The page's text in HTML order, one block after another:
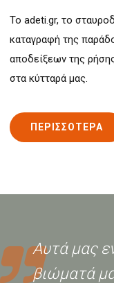
Το adeti.gr, το
καταγραφή της
αποδείξεων της
στα κύτταρά μας.
ΠΕΡΙΣΣΟΤΕΡΑ
Αυτά μας
βιώματά